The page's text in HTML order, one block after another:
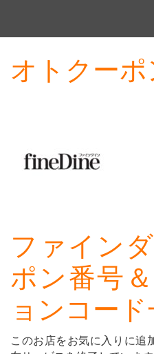
オトクーポ
ファイン
ポン番号
ョンコー
このお店をお気に入りに追